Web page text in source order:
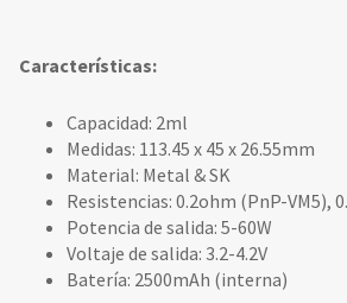
Características:
Capacidad: 2ml
Medidas: 113.45 x 45 x 26.55mm
Material: Metal & SK
Resistencias: 0.2ohm (PnP-VM5),
Potencia de salida: 5-60W
Voltaje de salida: 3.2-4.2V
Batería: 2500mAh (interna)